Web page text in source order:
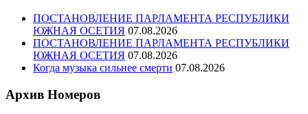
ПОСТАНОВЛЕНИЕ ПАРЛАМЕНТА РЕСПУБЛИКИ
ЮЖНАЯ ОСЕТИЯ 07.08.2026
ПОСТАНОВЛЕНИЕ ПАРЛАМЕНТА РЕСПУБЛИКИ
ЮЖНАЯ ОСЕТИЯ 07.08.2026
Когда музыка сильнее смерти 07.08.2026
Архив Номеров